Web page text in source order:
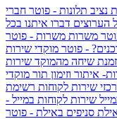
נציב תלונות - פוטר חברי
הערוצים דברו איתנו בכל
משרות משרות - פוטר
- פוטר מוקדי שירות
שיחה מהמוקד שירות
איתור וזימון תור מוקדי
שירות לקוחות רשימת
שירות לקוחות במייל -
סניפים באילת - פוטר